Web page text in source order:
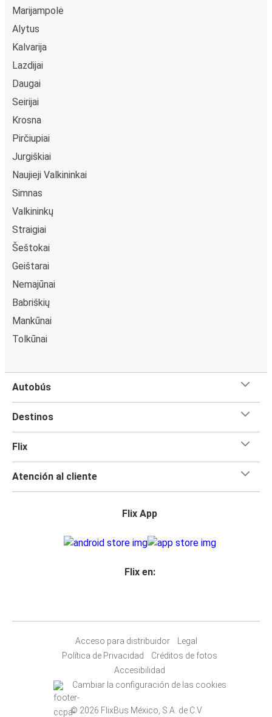
Marijampolė
Alytus
Kalvarija
Lazdijai
Daugai
Seirijai
Krosna
Pirčiupiai
Jurgiškiai
Naujieji Valkininkai
Simnas
Valkininkų
Straigiai
Šeštokai
Geištarai
Nemajūnai
Babriškių
Mankūnai
Tolkūnai
Autobús
Destinos
Flix
Atención al cliente
Flix App
Flix en:
Acceso para distribuidor
Legal
Política de Privacidad
Créditos de fotos
Accesibilidad
Cambiar la configuración de las cookies
© 2026 FlixBus México, S.A. de C.V